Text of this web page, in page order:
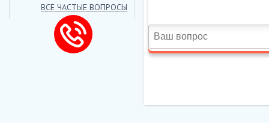
ВСЕ ЧАСТЫЕ ВОПРОСЫ